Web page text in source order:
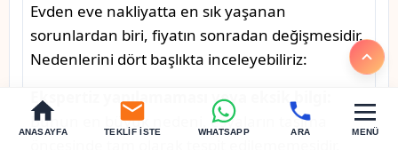
ANASAYFA TEKLIF İSTE WHATSAPP ARA MENÜ
Evden eve nakliyatta en sık yaşanan
sorunlardan biri, fiyatın sonradan değişmesidir.
Nedenlerini dört başlıkta inceleyebiliriz:
Ekspertiz yapılamaması veya eksik bilgi:
Bunun en büyük nedeni, eşyaların taşıma